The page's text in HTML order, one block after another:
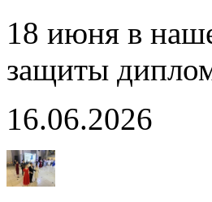
18 июня в
защиты
16.06.2026